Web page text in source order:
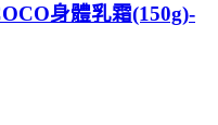
身體乳霜(150g)-